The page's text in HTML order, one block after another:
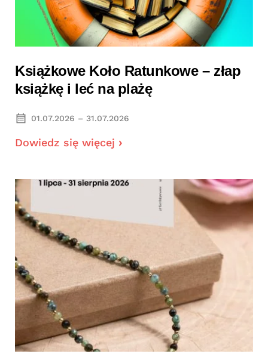
Książkowe Koło Ratunkowe – złap
książkę i leć na plażę
01.07.2026 – 31.07.2026
Dowiedz się więcej